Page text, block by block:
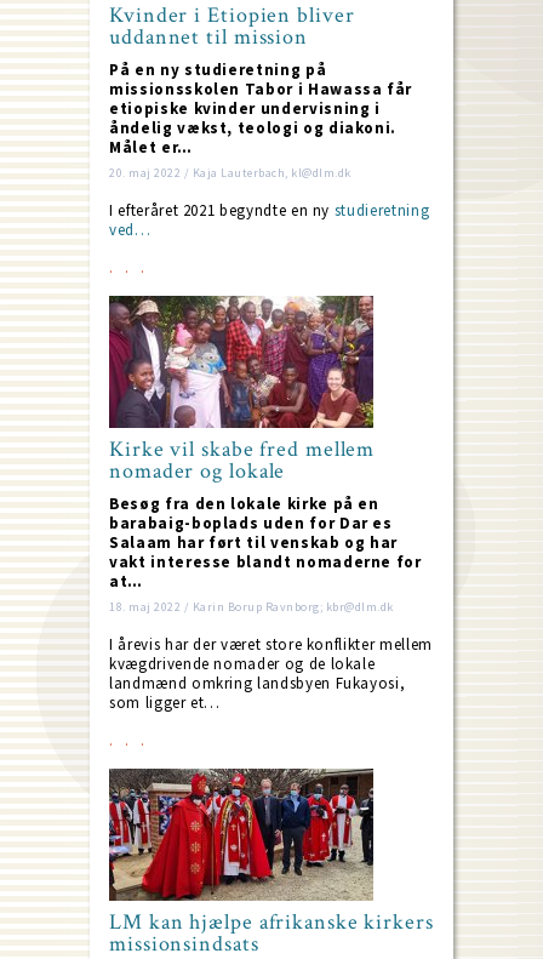
Kvinder i Etiopien bliver
uddannet til mission
På en ny studieretning på
missionsskolen Tabor i Hawassa får
etiopiske kvinder undervisning i
åndelig vækst, teologi og diakoni.
Målet er…
20. maj 2022 / Kaja Lauterbach, kl@dlm.dk
I efteråret 2021 begyndte en ny studieretning
ved…
Kirke vil skabe fred mellem
nomader og lokale
Besøg fra den lokale kirke på en
barabaig-boplads uden for Dar es
Salaam har ført til venskab og har
vakt interesse blandt nomaderne for
at…
18. maj 2022 / Karin Borup Ravnborg; kbr@dlm.dk
I årevis har der været store konflikter mellem
kvægdrivende nomader og de lokale
landmænd omkring landsbyen Fukayosi,
som ligger et…
LM kan hjælpe afrikanske kirkers
missionsindsats